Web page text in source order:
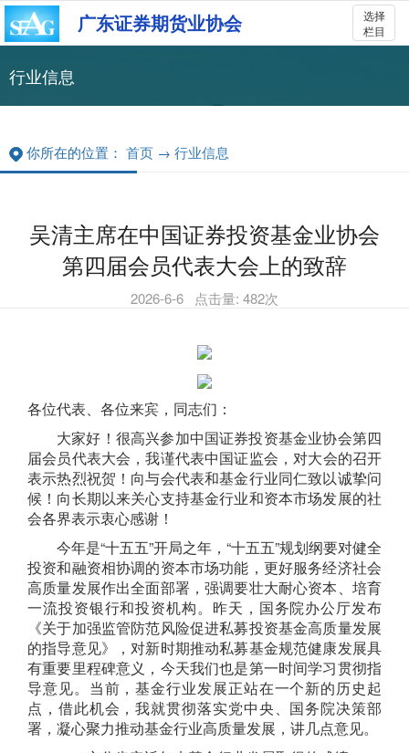
选择
栏目
广东证券期货业协会
行业信息
你所在的位置： 首页 → 行业信息
吴清主席在中国证券投资基金业协会
第四届会员代表大会上的致辞
2026-6-6 点击量: 482次
各位代表、各位来宾，同志们：
大家好！ 很高兴参加中国证券投资基金业协会第四
届会员代表大会，我谨代表中国证监会，对大会的召开
表示热烈祝贺 ！ 向与会代表和基金行业同仁致以诚挚问
候 ！向长期以来关心支持基金行业和资本市场发展的社
会各界表示衷心感谢！
今年是“十五五”开局之年 ， “十五五”规划纲要对健全
投资和融资相协调的资本市场功能，更好服务经济社会
高质量发展作出全面部署，强调要壮大耐心资本、培育
一流投资银行和投资机构。昨天，国务院办公厅发布
《关于加强监管防范风险促进私募投资基金高质量发展
的指导意见》，对新时期推动私募基金规范健康发展具
有重要里程碑意义，今天我们也是第一时间学习贯彻指
导意见。当前，基金行业发展正站在一个新的历史起
点，借此机会，我就贯彻落实党中央、国务院决策部
署，凝心聚力推动基金行业高质量发展， 讲几点意见。